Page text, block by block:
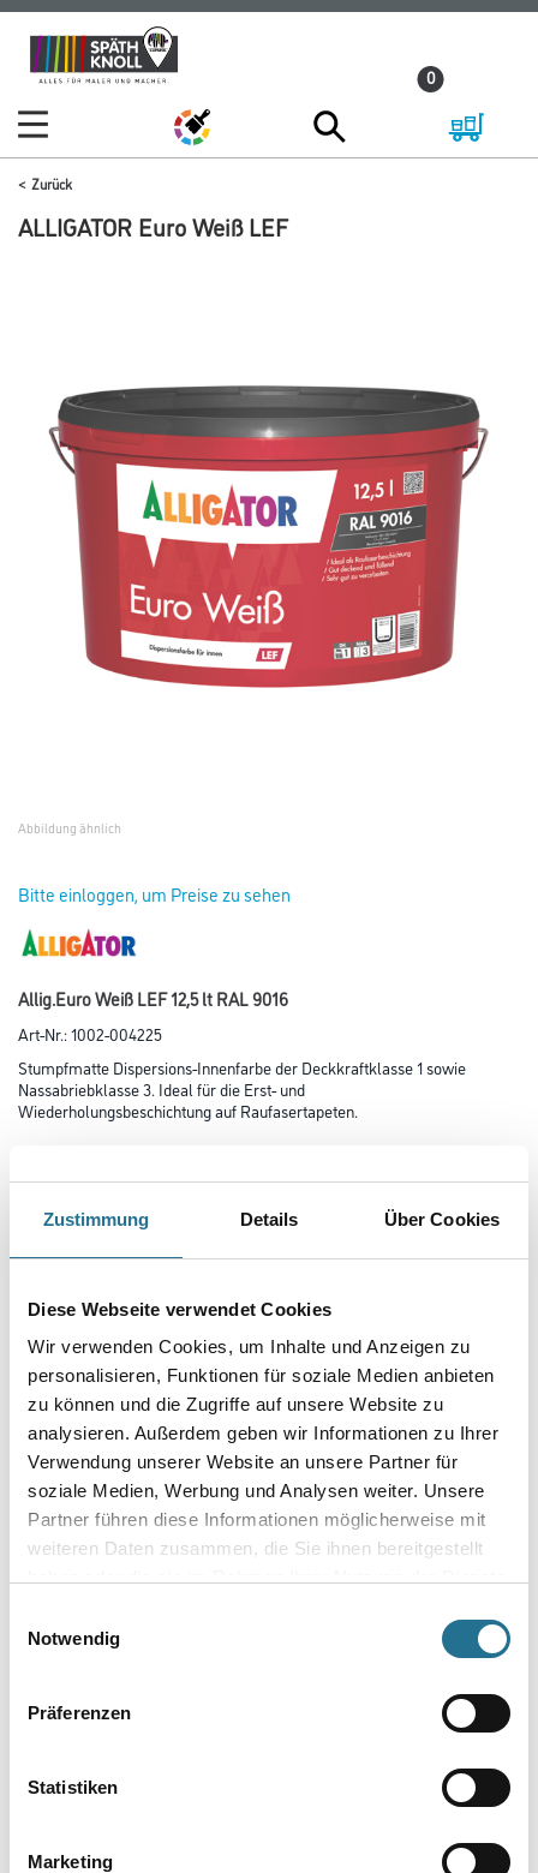
Zustimmung Details Über Cookies
Diese Webseite verwendet Cookies
Wir verwenden Cookies, um Inhalte und Anzeigen zu
personalisieren, Funktionen für soziale Medien anbieten
zu können und die Zugriffe auf unsere Website zu
analysieren. Außerdem geben wir Informationen zu Ihrer
Verwendung unserer Website an unsere Partner für
soziale Medien, Werbung und Analysen weiter. Unsere
Partner führen diese Informationen möglicherweise mit
weiteren Daten zusammen, die Sie ihnen bereitgestellt
Notwendig
Präferenzen
Statistiken
Marketing
Zum
Inhalt
Zum
Navigationsmenü
0
Zurück
ALLIGATOR Euro Weiß LEF
Abbildung ähnlich
Bitte einloggen, um Preise zu sehen
Allig.Euro Weiß LEF 12,5 lt RAL 9016
Art-Nr.:1002-004225
Stumpfmatte Dispersions-Innenfarbe der Deckkraftklasse 1 sowie
Nassabriebklasse 3. Ideal für die Erst- und
Wiederholungsbeschichtung auf Raufasertapeten.
Glanzgrad
Gebinde
Umrechnungsfaktoren